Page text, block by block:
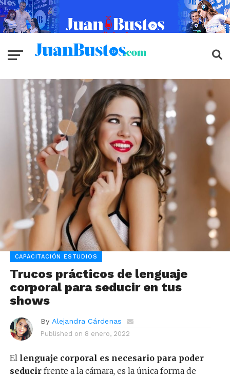
CAPACITACIÓN ESTUDIOS
Trucos prácticos de lenguaje
corporal para seducir en tus
shows
By Alejandra Cárdenas
Published on 8 enero, 2022
El lenguaje corporal es necesario para poder
seducirfrente a la cámara, es la única forma de